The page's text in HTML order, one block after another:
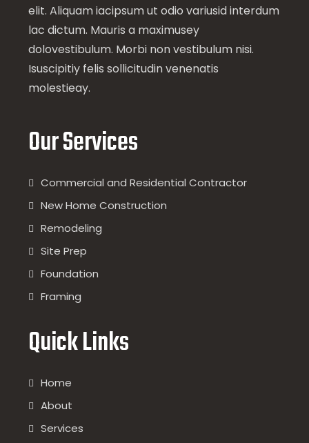
elit. Aliquam iacipsum ut odio variusid interdum
lac dictum. Mauris a maximusey
dolovestibulum. Morbi non vestibulum nisi.
Isuscipitiy felis sollicitudin venenatis
molestieay.
Our Services
Commercial and Residential Contractor
New Home Construction
Remodeling
Site Prep
Foundation
Framing
Quick Links
Home
About
Services